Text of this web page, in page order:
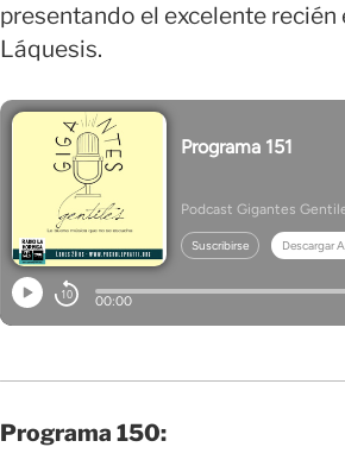
presentando el excelente
Láquesis.
Programa 150: